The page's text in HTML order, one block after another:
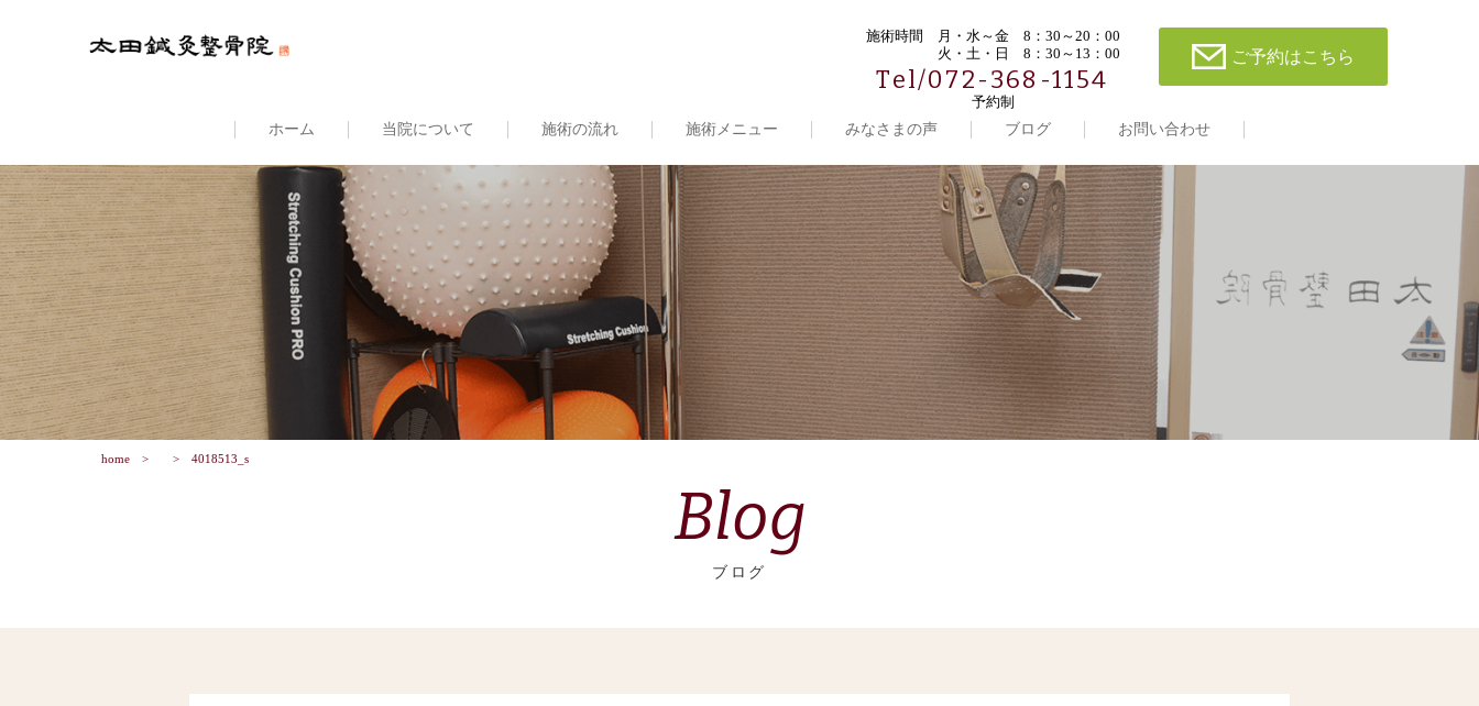
施術時間
月・水～金 8：30～20：00
火・土・日 8：30～13：00
Tel/072-368-1154
予約制
ご予約はこちら
ホーム 当院について 施術の流れ 施術メニュー みなさまの声 ブログ お問い合わせ
home 4018513_s
Blog
ブログ